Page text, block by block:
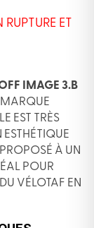
ET
IMAGE 3.B
MARQUE
EST TRÈS
À UN
POUR
VÉLOTAF EN